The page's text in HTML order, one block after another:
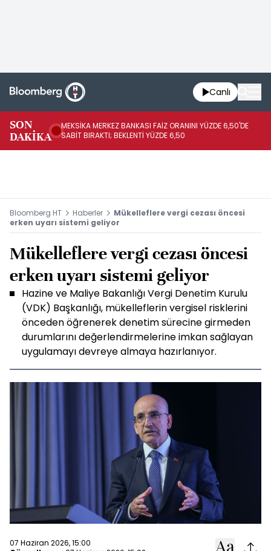
Canlı
SON
DAKİKA
MEKSİKA MERKEZ BANKASI FAİZ ORANINI YÜZDE 6,50'DE
SABİT BIRAKTI; BEKLENTİ YÜZDE 6,50
Bloomberg HT Haberler
Mükelleflere vergi cezası öncesi
erken uyarı sistemi geliyor
Mükelleflere vergi cezası öncesi
erken uyarı sistemi geliyor
Hazine ve Maliye Bakanlığı Vergi Denetim Kurulu
(VDK) Başkanlığı, mükelleflerin vergisel risklerini
önceden öğrenerek denetim sürecine girmeden
durumlarını değerlendirmelerine imkan sağlayan
uygulamayı devreye almaya hazırlanıyor.
07 Haziran 2026, 15:00